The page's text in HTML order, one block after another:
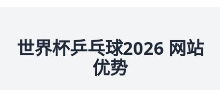
世界杯乒乓球2026 网站
优势